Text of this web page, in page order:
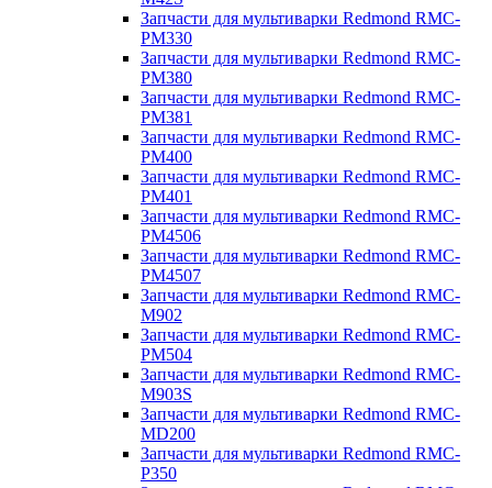
Запчасти для мультиварки Redmond RMC-
PM330
Запчасти для мультиварки Redmond RMC-
PM380
Запчасти для мультиварки Redmond RMC-
PM381
Запчасти для мультиварки Redmond RMC-
PM400
Запчасти для мультиварки Redmond RMC-
PM401
Запчасти для мультиварки Redmond RMC-
PM4506
Запчасти для мультиварки Redmond RMC-
PM4507
Запчасти для мультиварки Redmond RMC-
M902
Запчасти для мультиварки Redmond RMC-
PM504
Запчасти для мультиварки Redmond RMC-
M903S
Запчасти для мультиварки Redmond RMC-
MD200
Запчасти для мультиварки Redmond RMC-
P350